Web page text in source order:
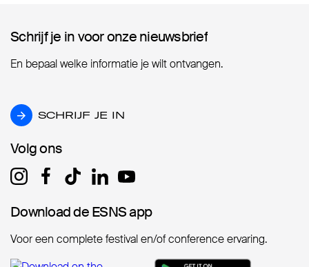
Schrijf je in voor onze nieuwsbrief
Schrijf je in voor onze nieuwsbrief
En bepaal welke informatie je wilt ontvangen.
SCHRIJF JE IN
SCHRIJF JE IN
Volg ons
Volg ons
Download de ESNS app
Download de ESNS app
Voor een complete festival en/of conference ervaring.